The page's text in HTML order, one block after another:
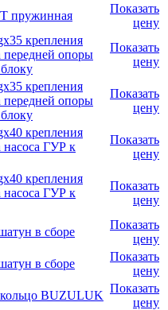
пружинная
Показать
цену
крепления
опоры
Показать
цену
крепления
опоры
Показать
цену
крепления
ГУР к
Показать
цену
крепления
ГУР к
Показать
цену
в сборе
Показать
цену
в сборе
Показать
цену
BUZULUK
Показать
цену